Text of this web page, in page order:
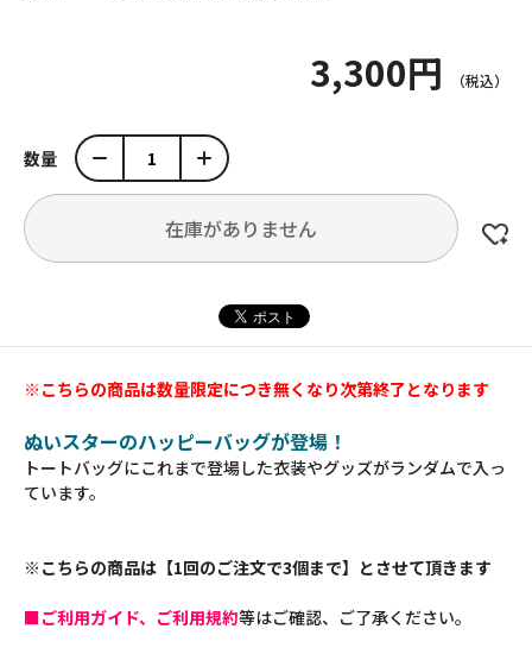
3,300円
数量
在庫がありません
※こちらの商品は数量限定につき無くなり次第終了となります
ぬいスターのハッピーバッグが登場！
トートバッグにこれまで登場した衣装やグッズがランダムで入っ
ています。
※こちらの商品は【1回のご注文で3個まで】とさせて頂きます
■ご利用ガイド、ご利用規約等はご確認、ご了承ください。